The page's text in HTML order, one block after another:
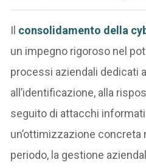
Il consolidamento della
un impegno rigoroso nel
processi aziendali dedicati
all’identificazione, alla
seguito di attacchi
un’ottimizzazione concreta
periodo, la gestione